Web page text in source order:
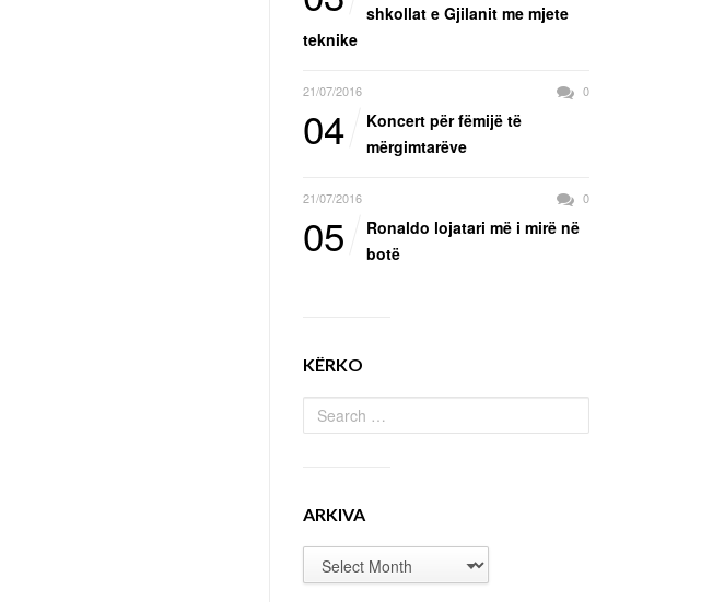
shkollat e Gjilanit me mjete
teknike
21/07/2016 0
04
Koncert për fëmijë të
mërgimtarëve
21/07/2016 0
05
Ronaldo lojatari më i mirë në
botë
KËRKO
ARKIVA